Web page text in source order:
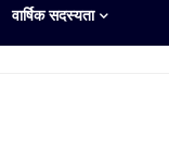
वार्षिक सदस्यता